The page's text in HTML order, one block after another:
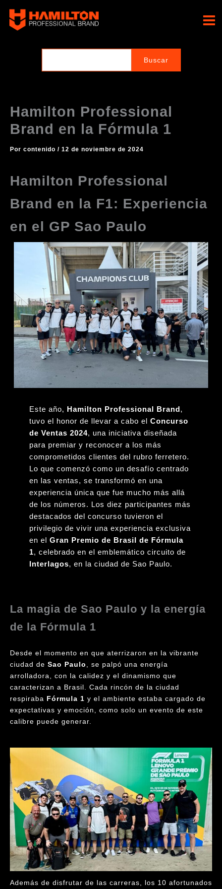
contenido
Hamilton Professional
Brand en la Fórmula 1
Por contenido / 12 de noviembre de 2024
Hamilton Professional
Brand en la F1: Experiencia
en el GP Sao Paulo
Este año, Hamilton Professional Brand,
tuvo el honor de llevar a cabo elConcurso
de Ventas 2024, una iniciativa diseñada
para premiar y reconocer a los más
comprometidos clientes del rubro ferretero.
Lo que comenzó como un desafío centrado
en las ventas, se transformó en una
experiencia única que fue mucho más allá
de los números. Los diez participantes más
destacados del concurso tuvieron el
privilegio de vivir una experiencia exclusiva
en elGran Premio de Brasil de Fórmula
1, celebrado en el emblemático circuito de
Interlagos, en la ciudad de Sao Paulo.
La magia de Sao Paulo y la energía
de la Fórmula 1
Desde el momento en que aterrizaron en la vibrante
ciudad de Sao Paulo
, se palpó una energía
arrolladora, con la calidez y el dinamismo que
caracterizan a Brasil. Cada rincón de la ciudad
respiraba Fórmula 1 y el ambiente estaba cargado de
expectativas y emoción, como solo un evento de este
calibre puede generar.
Además de disfrutar de las carreras, los 10 afortunados